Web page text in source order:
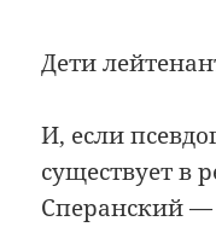
Дети
И, если
существует в
Сперанский